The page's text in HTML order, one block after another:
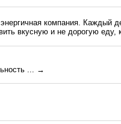
компания. Каждый
вкусную и не дорогую
... →